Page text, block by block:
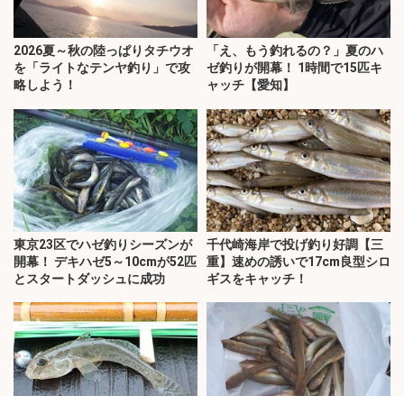
2026夏～秋の陸っぱりタチウオ
を「ライトなテンヤ釣り」で攻
略しよう！
「え、もう釣れるの？」夏のハ
ゼ釣りが開幕！ 1時間で15匹キ
ャッチ【愛知】
東京23区でハゼ釣りシーズンが
開幕！ デキハゼ5～10cmが52匹
とスタートダッシュに成功
千代崎海岸で投げ釣り好調【三
重】速めの誘いで17cm良型シロ
ギスをキャッチ！